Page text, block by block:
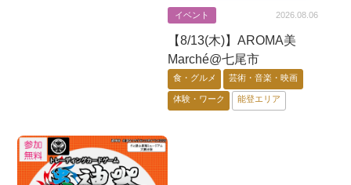
イベント 2026.08.06
【8/13(木)】AROMA美
Marché@七尾市
食・グルメ 芸術・音楽・映画
体験・ワーク 能登エリア